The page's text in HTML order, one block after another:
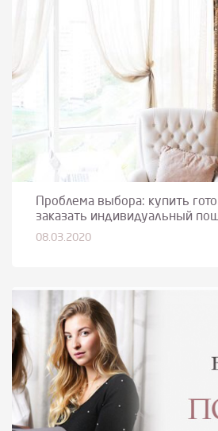
Проблема выбора: купить
заказать индивидуальный
08.03.2020